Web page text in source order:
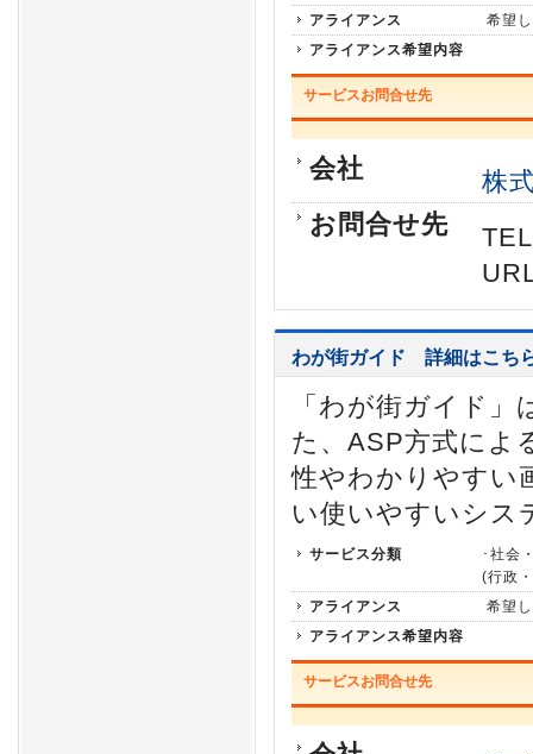
アライアンス
希望
アライアンス希望内容
サービスお問合せ先
会社
株
お問合せ先
わが街ガイド 詳細はこち
「わが街ガイド
た、ASP方式によ
性やわかりやすい
い使いやすいシス
サービス分類
･社会
(行政
アライアンス
希望
アライアンス希望内容
サービスお問合せ先